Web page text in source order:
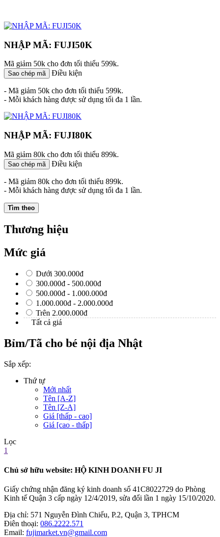
NHẬP MÃ: FUJI50K
Mã giảm 50k cho đơn tối thiểu 599k.
Sao chép mã Điều kiện
- Mã giảm 50k cho đơn tối thiểu 599k.
- Mỗi khách hàng được sử dụng tối đa 1 lần.
NHẬP MÃ: FUJI80K
Mã giảm 80k cho đơn tối thiểu 899k.
Sao chép mã Điều kiện
- Mã giảm 80k cho đơn tối thiểu 899k.
- Mỗi khách hàng được sử dụng tối đa 1 lần.
Tìm theo
Thương hiệu
Mức giá
Dưới 300.000đ
300.000đ - 500.000đ
500.000đ - 1.000.000đ
1.000.000đ - 2.000.000đ
Trên 2.000.000đ
Tất cả giá
Bỉm/Tã cho bé nội địa Nhật
Sắp xếp:
Thứ tự
Mới nhất
Tên [A-Z]
Tên [Z-A]
Giá [thấp - cao]
Giá [cao - thấp]
Lọc
1
Chủ sở hữu website: HỘ KINH DOANH FU JI
Giấy chứng nhận đăng ký kinh doanh số 41C8022729 do Phòng
Kinh tế Quận 3 cấp ngày 12/4/2019, sửa đổi lần 1 ngày 15/10/2020.
Địa chỉ: 571 Nguyễn Đình Chiểu, P.2, Quận 3, TPHCM
Điên thoại: 086.2222.571
Email: fujimarket.vn@gmail.com